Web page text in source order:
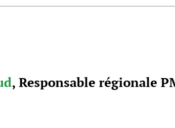
, Responsable régionale